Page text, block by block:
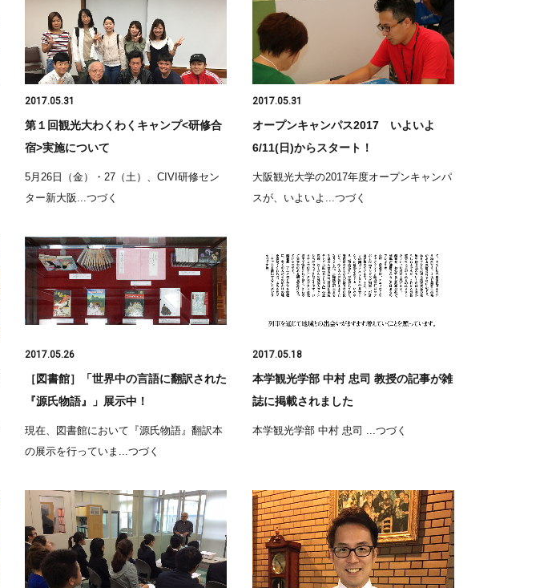
2017.05.31
第１回観光大わくわくキャンプ<研修合
宿>実施について
5月26日（金）・27（土）、CIVI研修セン
ター新大阪...つづく
2017.05.31
オープンキャンパス2017 いよいよ
6/11(日)からスタート！
大阪観光大学の2017年度オープンキャンパ
スが、いよいよ...つづく
2017.05.26
［図書館］「世界中の言語に翻訳された
『源氏物語』」展示中！
現在、図書館において『源氏物語』翻訳本
の展示を行っていま...つづく
2017.05.18
本学観光学部 中村 忠司 教授の記事が雑
誌に掲載されました
本学観光学部 中村 忠司 ...つづく